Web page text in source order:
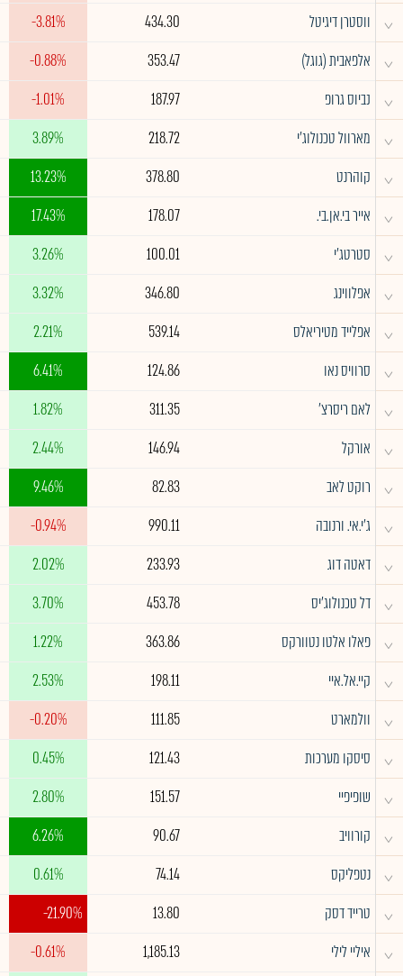
^ ווסטרן דיגיטל 434.30
-3.81%
^ אלפאבית (גוגל) 353.47
-0.88%
^ נביוס גרופ 187.97
-1.01%
^ מארוול טכנולוג'י 218.72
3.89%
^ קוהרנט 378.80
13.23%
^ אייר בי.אן.בי. 178.07
17.43%
^ סטרטג'י 100.01
3.26%
^ אפלווינג 346.80
3.32%
^ אפלייד מטיריאלס 539.14
2.21%
^ סרוויס נאו 124.86
6.41%
^ לאם ריסרצ' 311.35
1.82%
^ אורקל 146.94
2.44%
^ רוקט לאב 82.83
9.46%
^ ג'י.אי. ורנובה 990.11
-0.94%
^ דאטה דוג 233.93
2.02%
^ דל טכנולוג'יס 453.78
3.70%
^ פאלו אלטו נטוורקס 363.86
1.22%
^ קיי.אל.איי 198.11
2.53%
^ וולמארט 111.85
-0.20%
^ סיסקו מערכות 121.43
0.45%
^ שופיפיי 151.57
2.80%
^ קורוויב 90.67
6.26%
^ נטפליקס 74.14
0.61%
^ טרייד דסק 13.80
-21.90%
^ איליי לילי 1,185.13
-0.61%